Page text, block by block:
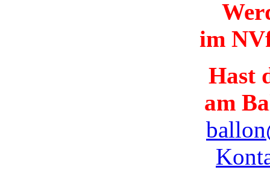
im
Hast
am